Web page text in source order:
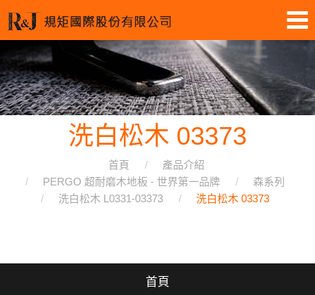
洗白松木 03373
首頁
產品介紹
PERGO 超耐磨木地板 - 世界第一品牌
森系列
洗白松木 L0331-03373
洗白松木 03373
首頁